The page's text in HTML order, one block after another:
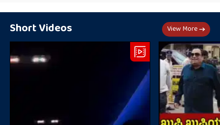
Short Videos View More